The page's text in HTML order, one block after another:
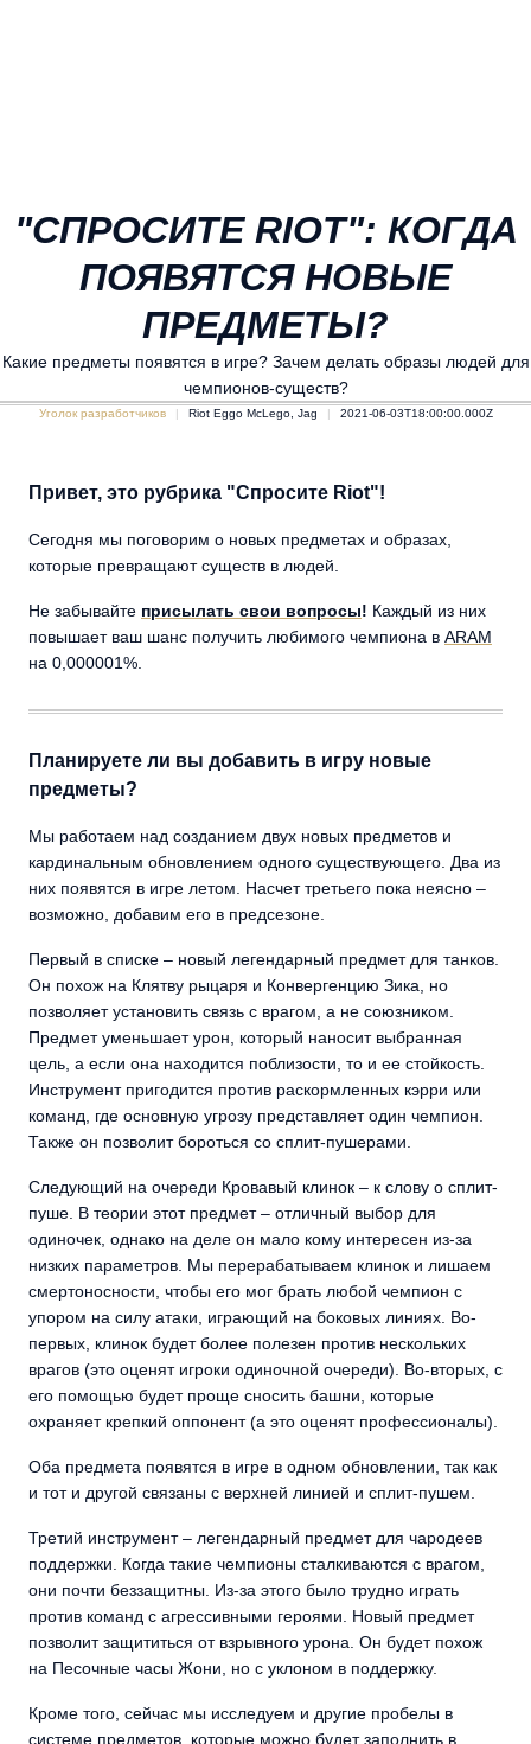
"СПРОСИТЕ RIOT": КОГДА
ПОЯВЯТСЯ НОВЫЕ
ПРЕДМЕТЫ?
Какие предметы появятся в игре? Зачем делать образы людей для
чемпионов-существ?
Уголок разработчиков Riot Eggo McLego, Jag 2021-06-03T18:00:00.000Z
Привет, это рубрика "Спросите Riot"!
Сегодня мы поговорим о новых предметах и образах,
которые превращают существ в людей.
Не забывайте присылать свои вопросы! Каждый из них
повышает ваш шанс получить любимого чемпиона в ARAM
на 0,000001%.
Планируете ли вы добавить в игру новые
предметы?
Мы работаем над созданием двух новых предметов и
кардинальным обновлением одного существующего. Два из
них появятся в игре летом. Насчет третьего пока неясно –
возможно, добавим его в предсезоне.
Первый в списке – новый легендарный предмет для танков.
Он похож на Клятву рыцаря и Конвергенцию Зика, но
позволяет установить связь с врагом, а не союзником.
Предмет уменьшает урон, который наносит выбранная
цель, а если она находится поблизости, то и ее стойкость.
Инструмент пригодится против раскормленных кэрри или
команд, где основную угрозу представляет один чемпион.
Также он позволит бороться со сплит-пушерами.
Следующий на очереди Кровавый клинок – к слову о сплит-
пуше. В теории этот предмет – отличный выбор для
одиночек, однако на деле он мало кому интересен из-за
низких параметров. Мы перерабатываем клинок и лишаем
смертоносности, чтобы его мог брать любой чемпион с
упором на силу атаки, играющий на боковых линиях. Во-
первых, клинок будет более полезен против нескольких
врагов (это оценят игроки одиночной очереди). Во-вторых, с
его помощью будет проще сносить башни, которые
охраняет крепкий оппонент (а это оценят профессионалы).
Оба предмета появятся в игре в одном обновлении, так как
и тот и другой связаны с верхней линией и сплит-пушем.
Третий инструмент – легендарный предмет для чародеев
поддержки. Когда такие чемпионы сталкиваются с врагом,
они почти беззащитны. Из-за этого было трудно играть
против команд с агрессивными героями. Новый предмет
позволит защититься от взрывного урона. Он будет похож
на Песочные часы Жони, но с уклоном в поддержку.
Кроме того, сейчас мы исследуем и другие пробелы в
системе предметов, которые можно будет заполнить в